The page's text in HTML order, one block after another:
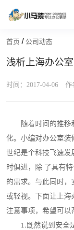
首页 / 公司动态
浅析上海办公
时间：2017-04-06 作
随着时间的推移和
化。小编对办公室装
世纪是个科技飞速发
时俱进，除 了具有
的需求。与此同时
或轻视。下面让上
注意事项，希望可以
1.既然说到安全是